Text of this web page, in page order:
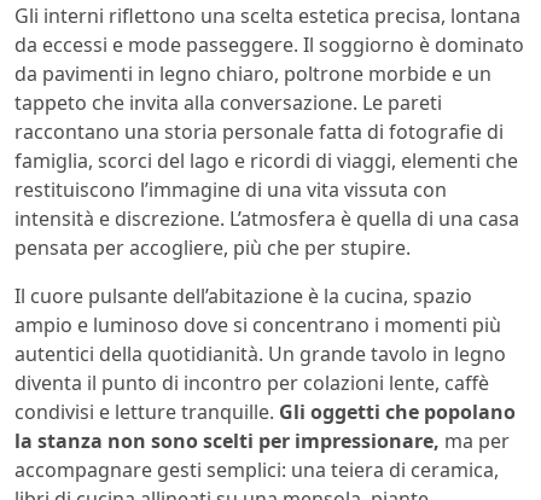
Gli interni riflettono una scelta estetica precisa, lontana
da eccessi e mode passeggere. Il soggiorno è dominato
da pavimenti in legno chiaro, poltrone morbide e un
tappeto che invita alla conversazione. Le pareti
raccontano una storia personale fatta di fotografie di
famiglia, scorci del lago e ricordi di viaggi, elementi che
restituiscono l’immagine di una vita vissuta con
intensità e discrezione. L’atmosfera è quella di una casa
pensata per accogliere, più che per stupire.
Il cuore pulsante dell’abitazione è la cucina, spazio
ampio e luminoso dove si concentrano i momenti più
autentici della quotidianità. Un grande tavolo in legno
diventa il punto di incontro per colazioni lente, caffè
condivisi e letture tranquille. Gli oggetti che popolano
la stanza non sono scelti per impressionare, ma per
accompagnare gesti semplici: una teiera di ceramica,